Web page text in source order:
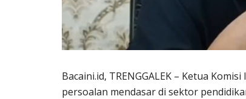
Bacaini.id, TRENGGALEK – Ketua
persoalan mendasar di sektor